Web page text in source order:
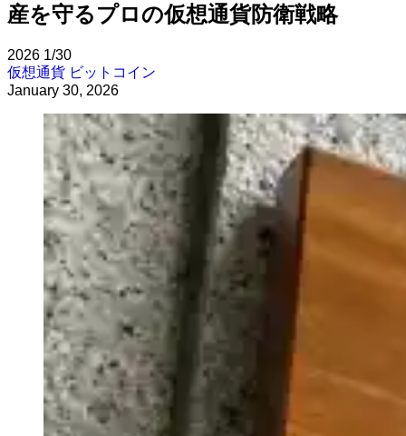
産を守るプロの仮想通貨防衛戦略
2026 1/30
仮想通貨 ビットコイン
January 30, 2026